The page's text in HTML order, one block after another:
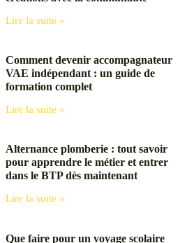
Lire la suite »
Comment devenir accompagnateur
VAE indépendant : un guide de
formation complet
Lire la suite »
Alternance plomberie : tout savoir
pour apprendre le métier et entrer
dans le BTP dès maintenant
Lire la suite »
Que faire pour un voyage scolaire